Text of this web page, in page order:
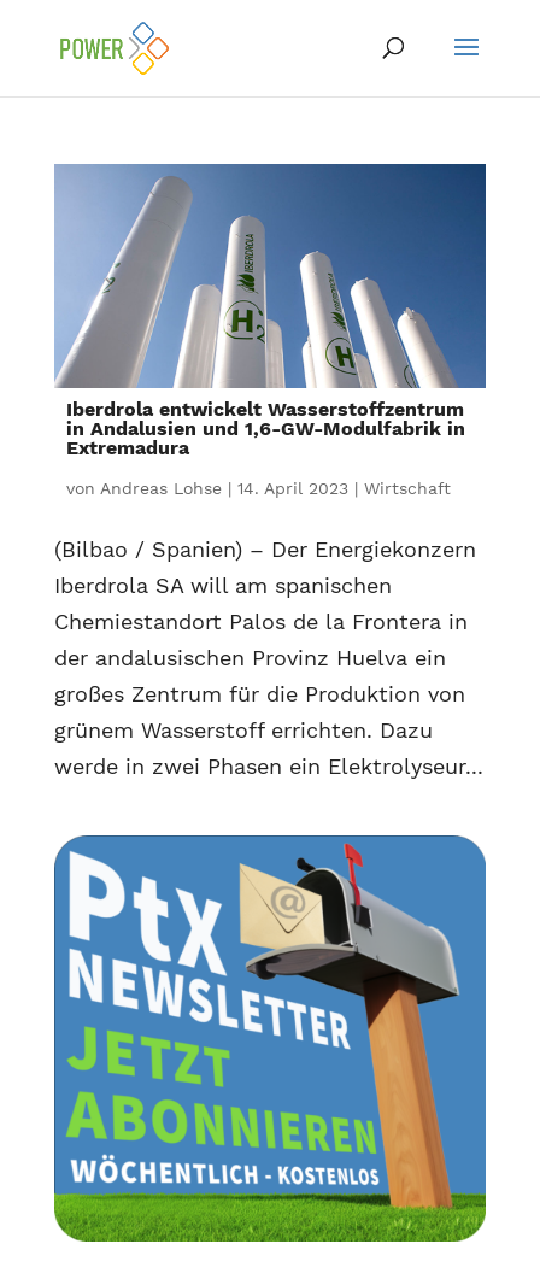
Iberdrola entwickelt Wasserstoffzentrum
in Andalusien und 1,6-GW-Modulfabrik in
Extremadura
von Andreas Lohse| 14. April 2023| Wirtschaft
(Bilbao / Spanien) – Der Energiekonzern
Iberdrola SA will am spanischen
Chemiestandort Palos de la Frontera in
der andalusischen Provinz Huelva ein
großes Zentrum für die Produktion von
grünem Wasserstoff errichten. Dazu
werde in zwei Phasen ein Elektrolyseur...